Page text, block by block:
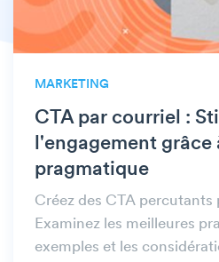
MARKETING
CTA par courriel :
l'engagement
pragmatique
Créez des CTA
Examinez les meilleures
exemples et les